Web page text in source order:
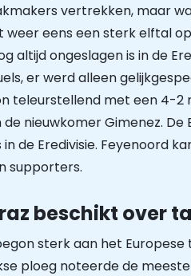
vertrekken, maar
weer eens een sterk elftal
altijd ongeslagen is in de
er werd alleen
teleurstellend met een 4-2
nieuwkomer Gimenez.
de Eredivisie. Feyenoord
supporters.
beschikt over
sterk aan het
ploeg noteerde de